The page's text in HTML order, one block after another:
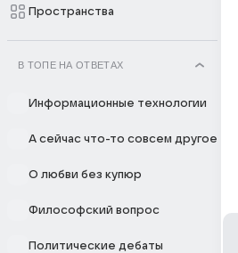
Пространства
В ТОПЕ НА ОТВЕТАХ
Информационные технологии
А сейчас что-то совсем другое
О любви без купюр
Философский вопрос
Политические дебаты